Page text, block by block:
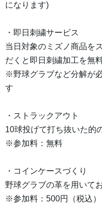
になります)
・即日刺繍サービス
当日対象のミズノ商品を
だくと即日刺繍加工を無
※野球グラブなど分解が
す
・ストラックアウト
10球投げて打ち抜いた的
※参加料：無料
・コインケースづくり
野球グラブの革を用いて
※参加料：500円（税込